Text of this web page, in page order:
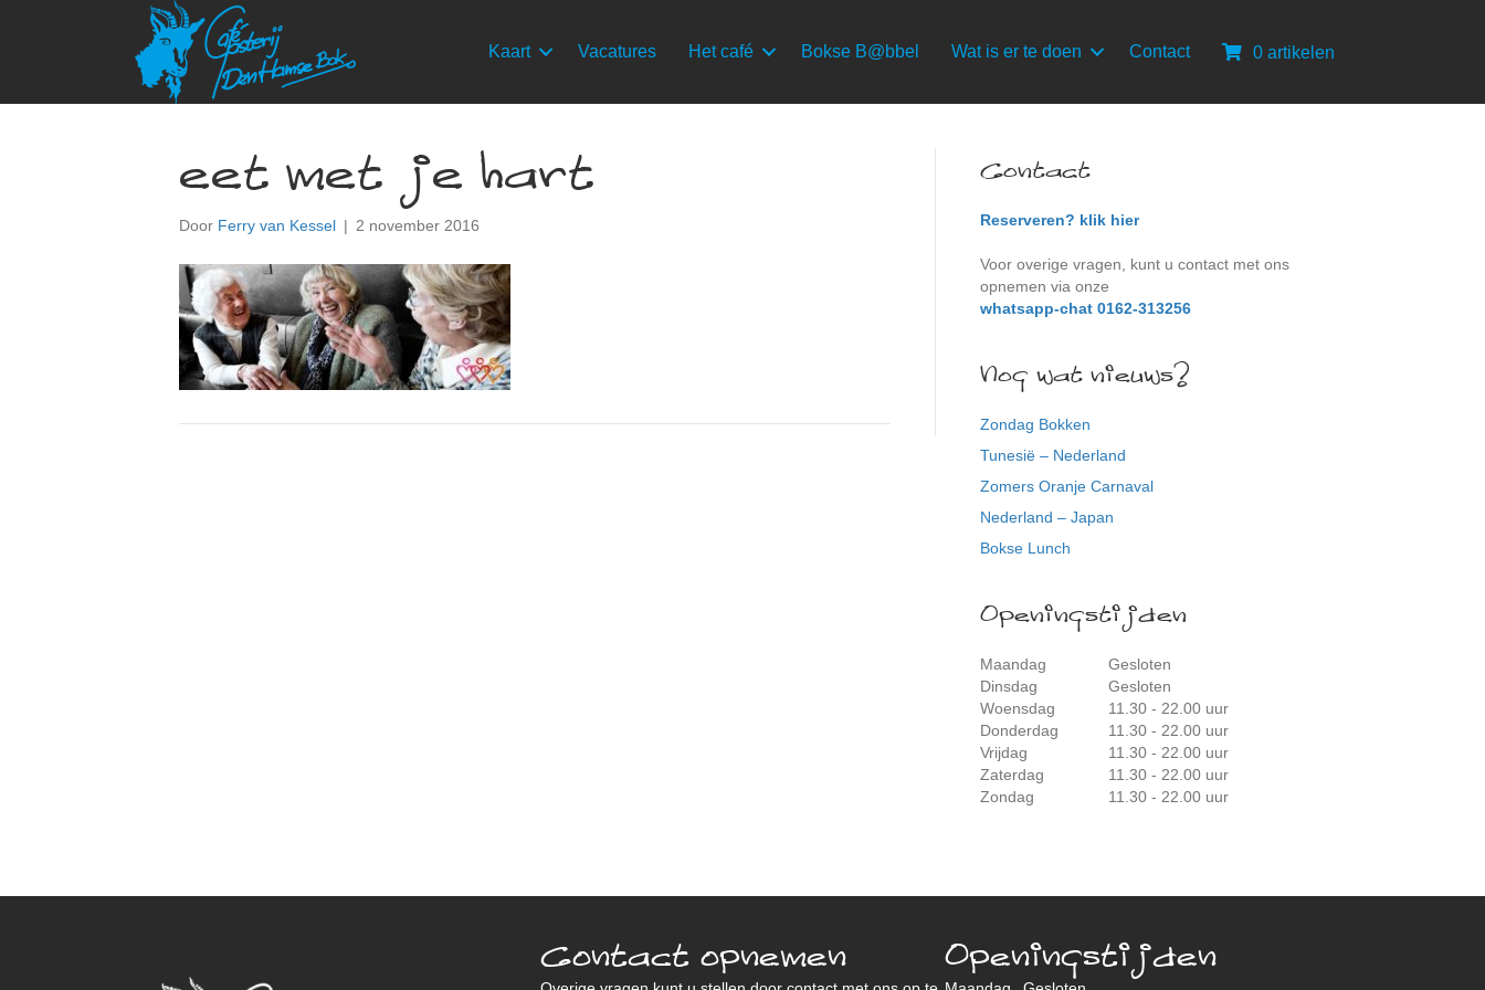
Kaart Vacatures Het café Bokse B@bbel Wat is er te doen Contact 0 artikelen
eet met je hart
Door Ferry van Kessel | 2 november 2016
Contact
Reserveren? klik hier
Voor overige vragen, kunt u contact met ons
opnemen via onze
whatsapp-chat 0162-313256
Nog wat nieuws?
Zondag Bokken
Tunesië – Nederland
Zomers Oranje Carnaval
Nederland – Japan
Bokse Lunch
Openingstijden
Maandag
Gesloten
Dinsdag
Gesloten
Woensdag
11.30 - 22.00 uur
Donderdag
11.30 - 22.00 uur
Vrijdag
11.30 - 22.00 uur
Zaterdag
11.30 - 22.00 uur
Zondag
11.30 - 22.00 uur
Contact opnemen Openingstijden